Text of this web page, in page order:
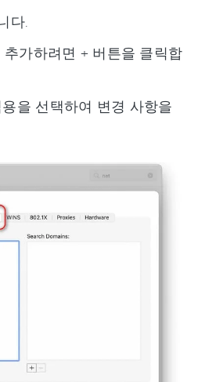
다.
추가하려면 + 버튼을 클릭합
을 선택하여 변경 사항을